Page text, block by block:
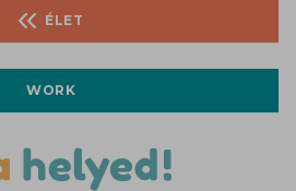
ÉLET
WORK